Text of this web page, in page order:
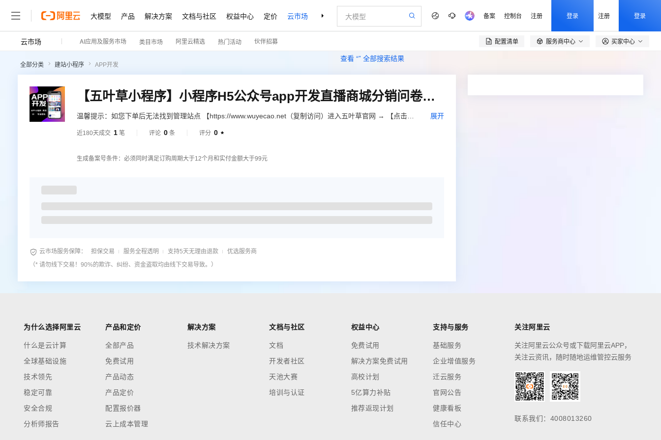
大模型 产品 解决方案 文档与社区 权益中心 定价 云市场 合作伙伴 支持与服务 了解阿里云
查看 “” 全部搜索结果
备案 控制台 注册 登录 注册 登录
云市场 AI应用及服务市场 类目市场 阿里云精选 热门活动 伙伴招募 配置清单  服务商中心 买家中心
全部分类 建站小程序 APP开发
【五叶草小程序】小程序H5公众号app开发直播商城分销问卷答题教育定制作设计（服务热线:4009030002 转10646）
温馨提示：如您下单后无法找到管理站点 【https://www.wuyecao.net（复制访问）进入五叶草官网 → 【点击右
展开
近180天成交 1 笔 评论 0 条 评分 0 
生成备案号条件：必须同时满足订购周期大于12个月和实付金额大于99元
 云市场服务保障： 担保交易 服务全程透明 支持5天无理由退款
优选服务商
（* 请勿线下交易！90%的欺诈、纠纷、资金盗取均由线下交易导致。）
为什么选择阿里云
什么是云计算
全球基础设施
技术领先
稳定可靠
安全合规
分析师报告
产品和定价
全部产品
免费试用
产品动态
产品定价
配置报价器
云上成本管理
解决方案
技术解决方案
文档与社区
文档
开发者社区
天池大赛
培训与认证
权益中心
免费试用
解决方案免费试用
高校计划
5亿算力补贴
推荐返现计划
支持与服务
基础服务
企业增值服务
迁云服务
官网公告
健康看板
信任中心
关注阿里云
关注阿里云公众号或下载阿里云APP，
关注云资讯，随时随地运维管控云服务
联系我们：4008013260